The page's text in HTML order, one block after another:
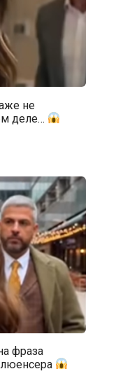
не
деле…
фраза